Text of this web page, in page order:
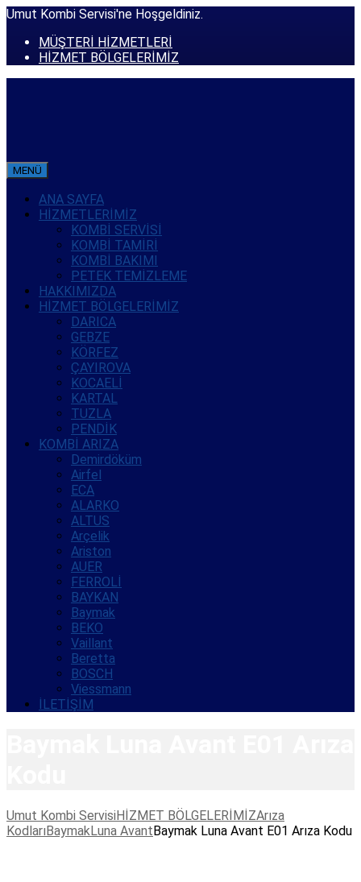
Umut Kombi Servisi'ne Hoşgeldiniz.
MÜŞTERİ HİZMETLERİ
HİZMET BÖLGELERİMİZ
MENÜ
ANA SAYFA
HİZMETLERİMİZ
KOMBİ SERVİSİ
KOMBİ TAMİRİ
KOMBİ BAKIMI
PETEK TEMİZLEME
HAKKIMIZDA
HİZMET BÖLGELERİMİZ
DARICA
GEBZE
KÖRFEZ
ÇAYIROVA
KOCAELİ
KARTAL
TUZLA
PENDİK
KOMBİ ARIZA
Demirdöküm
Airfel
ECA
ALARKO
ALTUS
Arçelik
Ariston
AUER
FERROLİ
BAYKAN
Baymak
BEKO
Vaillant
Beretta
BOSCH
Viessmann
İLETİŞİM
Umut Kombi ServisiHİZMET BÖLGELERİMİZArıza
KodlarıBaymakLuna AvantBaymak Luna Avant E01 Arıza Kodu